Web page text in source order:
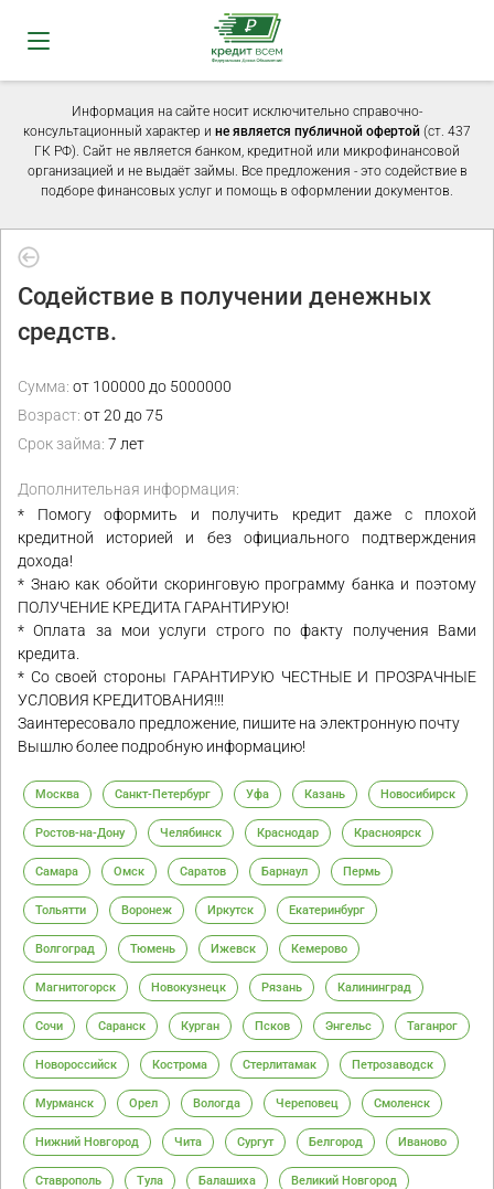
Информация на сайте носит исключительно справочно-
консультационный характер и не является публичной офертой (ст. 437
ГК РФ). Сайт не является банком, кредитной или микрофинансовой
организацией и не выдаёт займы. Все предложения - это содействие в
подборе финансовых услуг и помощь в оформлении документов.
Содействие в получении денежных
средств.
Сумма: от 100000 до 5000000
Возраст: от 20 до 75
Срок займа: 7 лет
Дополнительная информация:
* Помогу оформить и получить кредит даже с плохой
кредитной историей и без официального подтверждения
дохода!
* Знаю как обойти скоринговую программу банка и поэтому
ПОЛУЧЕНИЕ КРЕДИТА ГАРАНТИРУЮ!
* Оплата за мои услуги строго по факту получения Вами
кредита.
* Со своей стороны ГАРАНТИРУЮ ЧЕСТНЫЕ И ПРОЗРАЧНЫЕ
УСЛОВИЯ КРЕДИТОВАНИЯ!!!
Заинтересовало предложение, пишите на электронную почту
Вышлю более подробную информацию!
Москва Санкт-Петербург Уфа Казань Новосибирск
Ростов-на-Дону Челябинск Краснодар Красноярск
Самара Омск Саратов Барнаул Пермь
Тольятти Воронеж Иркутск Екатеринбург
Волгоград Тюмень Ижевск Кемерово
Магнитогорск Новокузнецк Рязань Калининград
Сочи Саранск Курган Псков Энгельс Таганрог
Новороссийск Кострома Стерлитамак Петрозаводск
Мурманск Орел Вологда Череповец Смоленск
Нижний Новгород Чита Сургут Белгород Иваново
Ставрополь Тула Балашиха Великий Новгород